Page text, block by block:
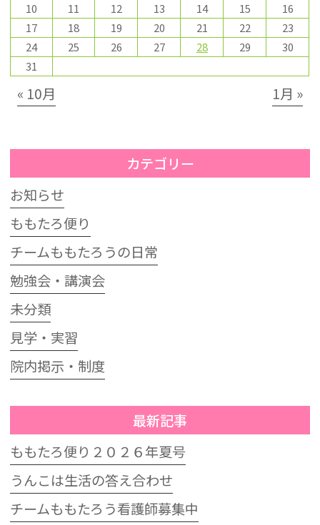
10
11 12 13 14 15
16
17
18 19 20 21 22
23
24
25 26 27 28 29
30
31
« 10月 1月 »
カテゴリー
お知らせ
ももたろ便り
チームももたろうの日常
勉強会・講演会
未分類
見学・実習
院内掲示・制度
最新記事
ももたろ便り２０２６年夏号
うんこは生活の答え合わせ
チームももたろう看護師募集中